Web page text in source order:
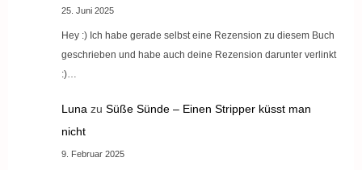
25. Juni 2025
Hey :) Ich habe gerade selbst eine Rezension zu diesem Buch
geschrieben und habe auch deine Rezension darunter verlinkt
:)…
Luna zu Süße Sünde – Einen Stripper küsst man
nicht
9. Februar 2025